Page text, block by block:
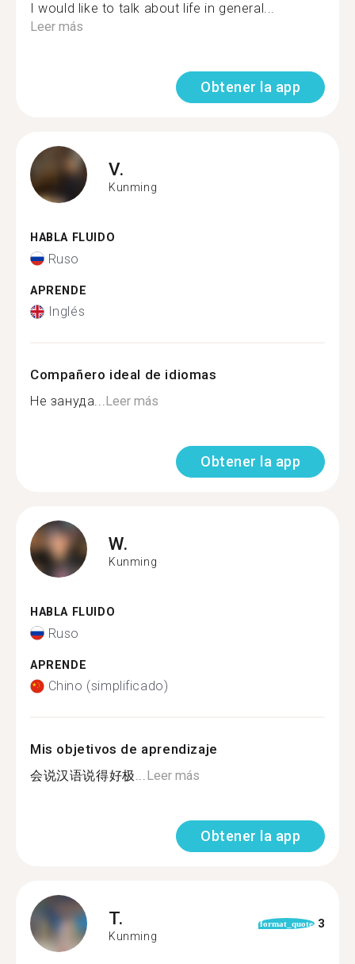
I would like to talk about life in general...
Leer más
Obtener la app
V.
Kunming
HABLA FLUIDO
Ruso
APRENDE
Inglés
Compañero ideal de idiomas
Не зануда...Leer más
Obtener la app
W.
Kunming
HABLA FLUIDO
Ruso
APRENDE
Chino (simplificado)
Mis objetivos de aprendizaje
会说汉语说得好极...Leer más
Obtener la app
T.
Kunming
format_quote 3